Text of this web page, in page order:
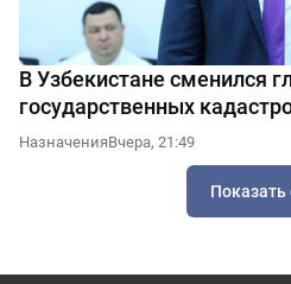
В Узбекистане сменился
государственных
НазначенияВчера, 21:49